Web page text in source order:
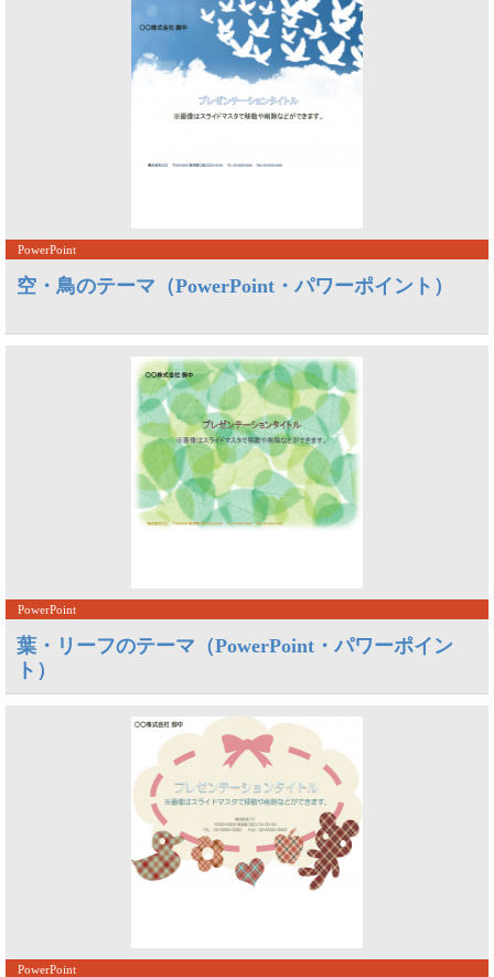
PowerPoint
空・鳥のテーマ（PowerPoint・パワーポイント）
PowerPoint
葉・リーフのテーマ（PowerPoint・パワーポイン
ト）
PowerPoint